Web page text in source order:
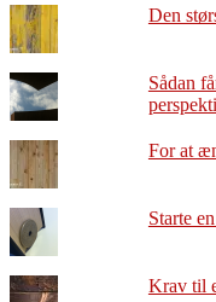
Den
Sådan
For at
Starte
Krav til